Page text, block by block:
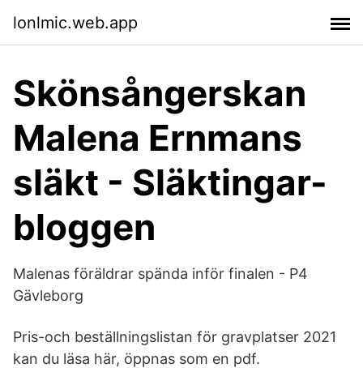
lonlmic.web.app
Skönsångerskan
Malena Ernmans
släkt - Släktingar-
bloggen
Malenas föräldrar spända inför finalen - P4
Gävleborg
Pris-och beställningslistan för gravplatser 2021
kan du läsa här, öppnas som en pdf.